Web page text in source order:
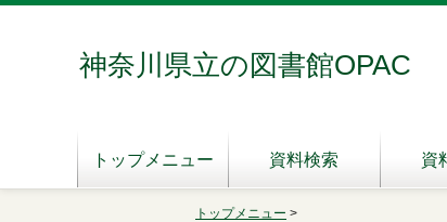
神奈川県立の図書館OPAC
トップメニュー 資料検索 資
トップメニュー >